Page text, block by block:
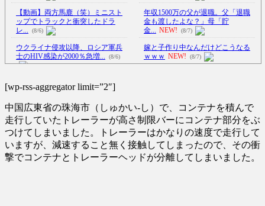
【動画】両方馬鹿（笑）ミニスト
ップでトラックと衝突したドラ
レ...
(8/6)
ウクライナ侵攻以降、ロシア軍兵
士のHIV感染が2000％急増...
(8/6)
李在明大統領、日本原爆投下80周
年…「平和の価値をより堅固に...
中国とロシア海軍艦艇4隻が日本列
島を一周…防衛省が全航路を
公...
NEW! (8/7)
【衝撃動画】令和のJS、レベチｗ
ｗｗｗｗｗｗｗｗｗｗｗｗｗ
年収1500万の父が退職。父「退職
金も渡したよな？」母「貯
金...
NEW! (8/7)
嫁と子作り中なんだけどこうなる
ｗｗｗ NEW! (8/7)
ったら野生の炊飯器で草 ほか
(8/6)
【Xの車窓から】整備士が2度見す
る現場猫案件 ほか (7/31)
ハードオフに売っていた4万4000円
[wp-rss-aggregator limit=”2″]
中国広東省の珠海市（しゅかい-し）で、コンテナを積んで
走行していたトレーラーが高さ制限バーにコンテナ部分をぶ
つけてしまいました。トレーラーはかなりの速度で走行して
いますが、減速すること無く接触してしまったので、その衝
撃でコンテナとトレーラーヘッドが分離してしまいました。